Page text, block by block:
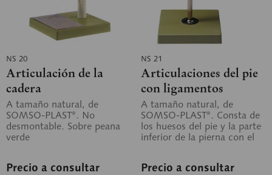
NS 20
Articulación de la
cadera
A tamaño natural, de
SOMSO-PLAST®. No
desmontable. Sobre peana
verde
Precio a consultar
NS 21
Articulaciones del pie
con ligamentos
A tamaño natural, de
SOMSO-PLAST®. Consta de
los huesos del pie y la parte
inferior de la pierna con el
Precio a consultar